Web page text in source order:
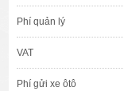
Phí quản lý
VAT
Phí gửi xe ôtô